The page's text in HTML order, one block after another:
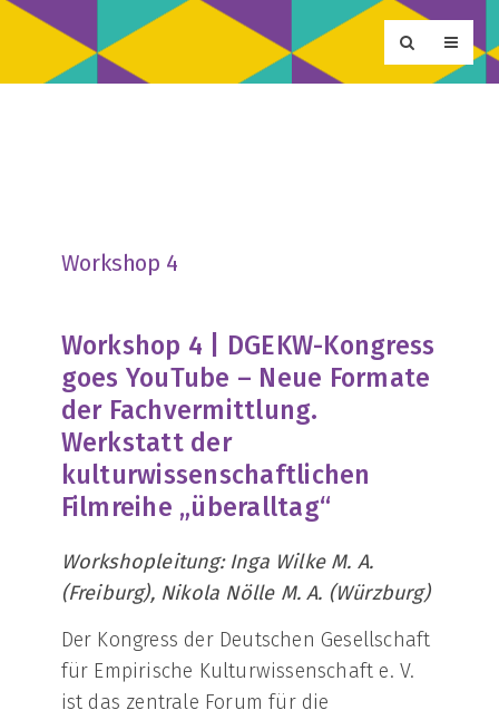
Workshop 4
Workshop 4 | DGEKW-Kongress
goes YouTube – Neue Formate
der Fachvermittlung.
Werkstatt der
kulturwissenschaftlichen
Filmreihe „überalltag“
Workshopleitung: Inga Wilke M. A.
(Freiburg), Nikola Nölle M. A. (Würzburg)
Der Kongress der Deutschen Gesellschaft
für Empirische Kulturwissenschaft e. V.
ist das zentrale Forum für die